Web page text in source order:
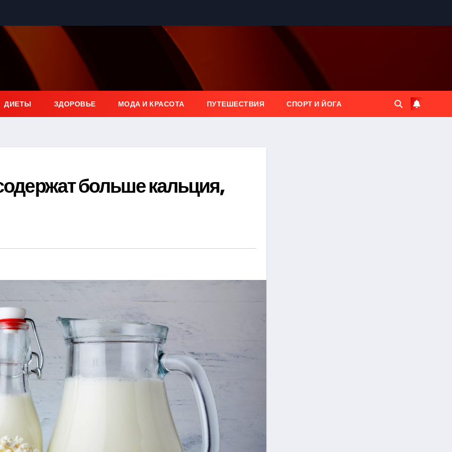
ДИЕТЫ ЗДОРОВЬЕ МОДА И КРАСОТА ПУТЕШЕСТВИЯ СПОРТ И ЙОГА
больше кальция,